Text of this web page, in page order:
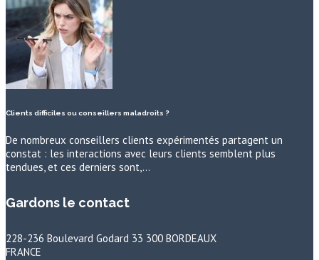
Clients difficiles ou conseillers maladroits ?
De nombreux conseillers clients expérimentés partagent un
constat : les interactions avec leurs clients semblent plus
tendues, et ces derniers sont,…
Gardons le contact
228-236 Boulevard Godard 33 300 BORDEAUX
FRANCE